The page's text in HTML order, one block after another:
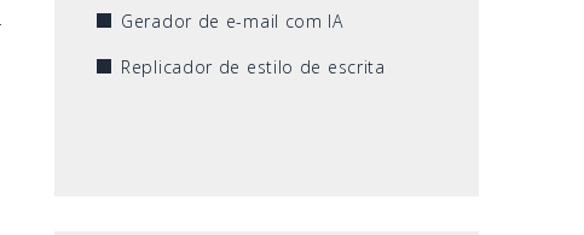
Gerador de e-mail com IA
Replicador de estilo de escrita